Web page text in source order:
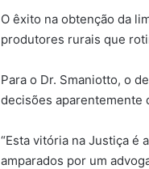
O êxito na obtenção da
produtores rurais que
Para o Dr. Smaniotto, o
decisões aparentemente
“Esta vitória na Justiça é
amparados por um